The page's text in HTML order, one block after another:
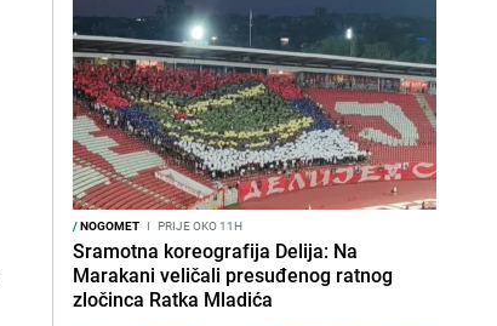
/NOGOMET I PRIJE OKO 11H
Sramotna koreografija Delija: Na
Marakani veličali presuđenog ratnog
zločinca Ratka Mladića